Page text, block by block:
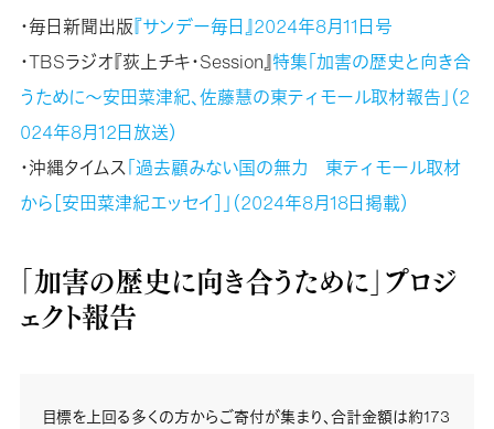
・毎日新聞出版『サンデー毎日』2024年8月11日号
・TBSラジオ『荻上チキ・Session』特集「加害の歴史と向き合
うために～安田菜津紀、佐藤慧の東ティモール取材報告」（2
024年8月12日放送）
・沖縄タイムス「過去顧みない国の無力 東ティモール取材
から［安田菜津紀エッセイ］」（2024年8月18日掲載）
「加害の歴史に向き合うために」プロジ
ェクト報告
目標を上回る多くの方からご寄付が集まり、合計金額は約173